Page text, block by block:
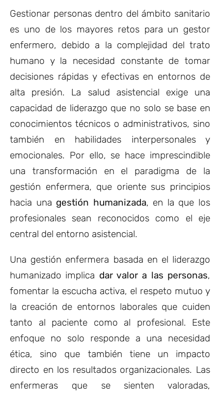
Gestionar personas dentro del ámbito sanitario
es uno de los mayores retos para un gestor
enfermero, debido a la complejidad del trato
humano y la necesidad constante de tomar
decisiones rápidas y efectivas en entornos de
alta presión. La salud asistencial exige una
capacidad de liderazgo que no solo se base en
conocimientos técnicos o administrativos, sino
también en habilidades interpersonales y
emocionales. Por ello, se hace imprescindible
una transformación en el paradigma de la
gestión enfermera, que oriente sus principios
hacia una gestión humanizada, en la que los
profesionales sean reconocidos como el eje
central del entorno asistencial.
Una gestión enfermera basada en el liderazgo
humanizado implica dar valor a las personas,
fomentar la escucha activa, el respeto mutuo y
la creación de entornos laborales que cuiden
tanto al paciente como al profesional. Este
enfoque no solo responde a una necesidad
ética, sino que también tiene un impacto
directo en los resultados organizacionales. Las
enfermeras que se sienten valoradas,